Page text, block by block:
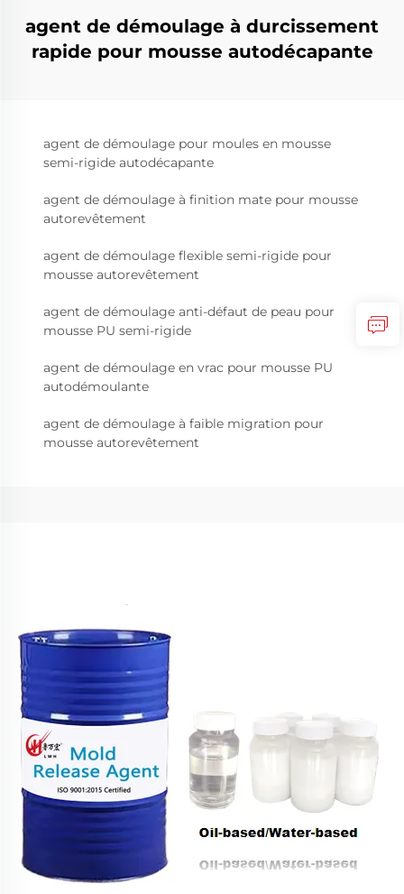
agent de démoulage à durcissement
rapide pour mousse autodécapante
agent de démoulage pour moules en mousse
semi-rigide autodécapante
agent de démoulage à finition mate pour mousse
autorevêtement
agent de démoulage flexible semi-rigide pour
mousse autorevêtement
agent de démoulage anti-défaut de peau pour
mousse PU semi-rigide
agent de démoulage en vrac pour mousse PU
autodémoulante
agent de démoulage à faible migration pour
mousse autorevêtement